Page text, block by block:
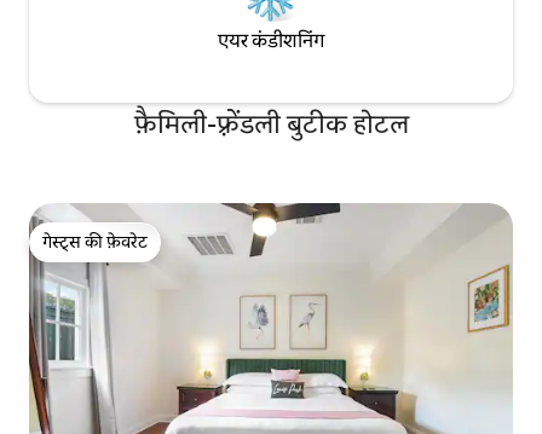
एयर कंडीशनिंग
फ़ैमिली-फ़्रेंडली बुटीक होटल
गेस्ट्स की फ़ेवरेट
गेस्ट्स की फ़ेवरेट